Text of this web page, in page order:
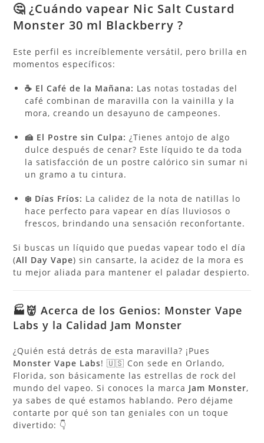
🤔 ¿Cuándo vapear Nic Salt Custard
Monster 30 ml Blackberry ?
Este perfil es increíblemente versátil, pero brilla en
momentos específicos:
☕ El Café de la Mañana: Las notas tostadas del
café combinan de maravilla con la vainilla y la
mora, creando un desayuno de campeones.
🍰 El Postre sin Culpa: ¿Tienes antojo de algo
dulce después de cenar? Este líquido te da toda
la satisfacción de un postre calórico sin sumar ni
un gramo a tu cintura.
❄️ Días Fríos: La calidez de la nota de natillas lo
hace perfecto para vapear en días lluviosos o
frescos, brindando una sensación reconfortante.
Si buscas un líquido que puedas vapear todo el día
(All Day Vape) sin cansarte, la acidez de la mora es
tu mejor aliada para mantener el paladar despierto.
🏭👹 Acerca de los Genios: Monster Vape
Labs y la Calidad Jam Monster
¿Quién está detrás de esta maravilla? ¡Pues
Monster Vape Labs! 🇺🇸 Con sede en Orlando,
Florida, son básicamente las estrellas de rock del
mundo del vapeo. Si conoces la marca Jam Monster,
ya sabes de qué estamos hablando. Pero déjame
contarte por qué son tan geniales con un toque
divertido: 👇